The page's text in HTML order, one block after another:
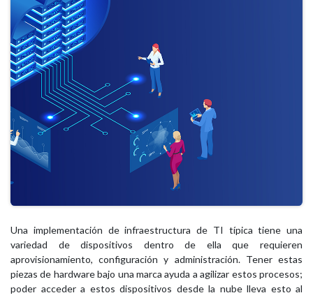
Una implementación de infraestructura de TI típica tiene una
variedad de dispositivos dentro de ella que requieren
aprovisionamiento, configuración y administración. Tener estas
piezas de hardware bajo una marca ayuda a agilizar estos procesos;
poder acceder a estos dispositivos desde la nube lleva esto al